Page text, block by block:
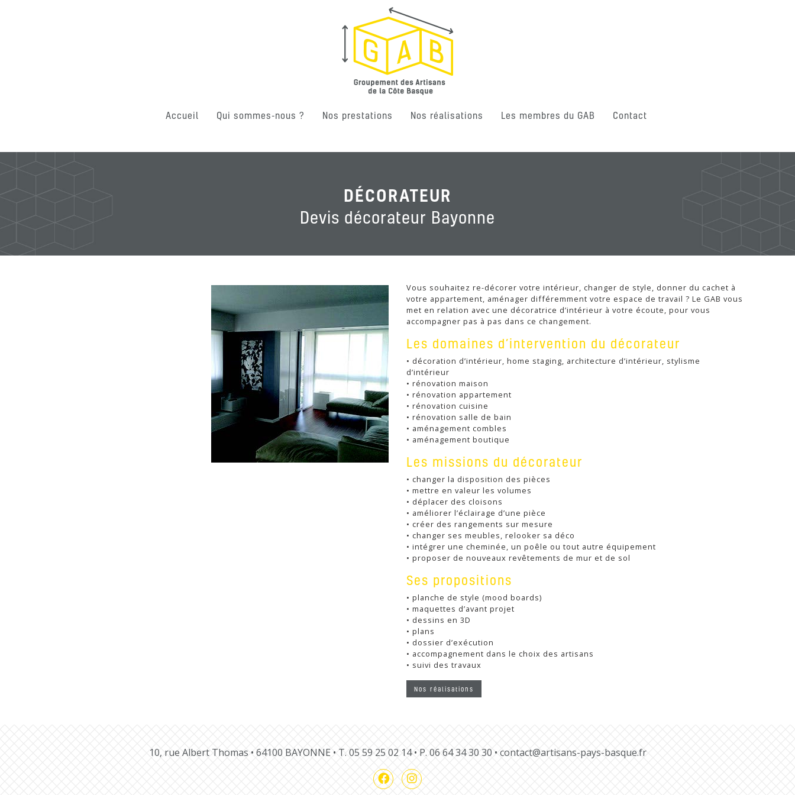
Accueil Qui sommes-nous ? Nos prestations Nos réalisations Les membres du GAB Contact
DÉCORATEUR
Devis décorateur Bayonne
Vous souhaitez re-décorer votre intérieur, changer de style, donner du cachet à
votre appartement, aménager différemment votre espace de travail ? Le GAB vous
met en relation avec une décoratrice d’intérieur à votre écoute, pour vous
accompagner pas à pas dans ce changement.
Les domaines d’intervention du décorateur
• décoration d’intérieur, home staging, architecture d’intérieur, stylisme
d’intérieur
• rénovation maison
• rénovation appartement
• rénovation cuisine
• rénovation salle de bain
• aménagement combles
• aménagement boutique
Les missions du décorateur
• changer la disposition des pièces
• mettre en valeur les volumes
• déplacer des cloisons
• améliorer l’éclairage d’une pièce
• créer des rangements sur mesure
• changer ses meubles, relooker sa déco
• intégrer une cheminée, un poêle ou tout autre équipement
• proposer de nouveaux revêtements de mur et de sol
Ses propositions
• planche de style (mood boards)
• maquettes d’avant projet
• dessins en 3D
• plans
• dossier d’exécution
• accompagnement dans le choix des artisans
• suivi des travaux
Nos réalisations
10, rue Albert Thomas • 64100 BAYONNE • T. 05 59 25 02 14• P. 06 64 34 30 30 • contact@artisans-pays-basque.fr